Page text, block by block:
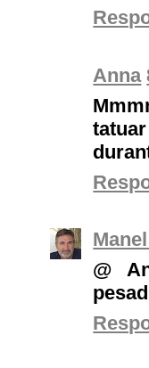
Anna
@